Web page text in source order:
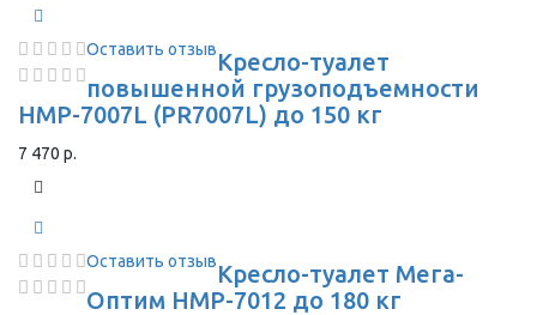
Оставить отзывКресло-туалет
повышенной грузоподъемности
HMP-7007L (PR7007L) до 150 кг
7 470 р.
Оставить отзывКресло-туалет Мега-
Оптим HMP-7012 до 180 кг